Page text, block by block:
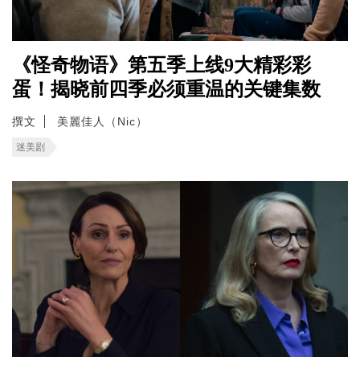
《怪奇物语》第五季上线9大精彩彩
蛋！揭晓前四季必须重温的关键集数
撰文 美麗佳人（Nic）
迷美剧